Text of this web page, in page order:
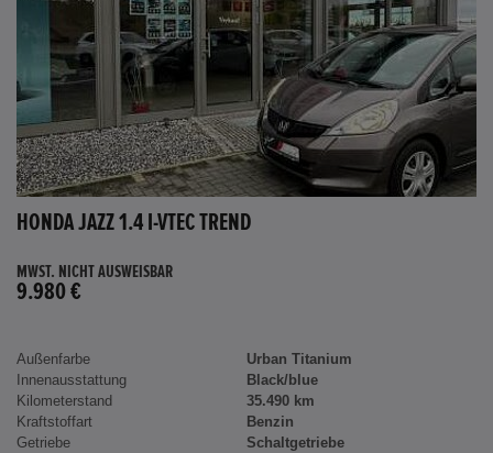
HONDA JAZZ 1.4 I-VTEC TREND
MWST. NICHT AUSWEISBAR
9.980 €
Außenfarbe
Urban Titanium
Innenausstattung
Black/blue
Kilometerstand
35.490 km
Kraftstoffart
Benzin
Getriebe
Schaltgetriebe